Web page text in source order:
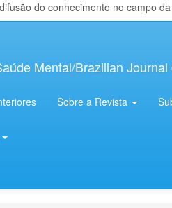
do conhecimento no campo
Mental/Brazilian
Sobre a Revista